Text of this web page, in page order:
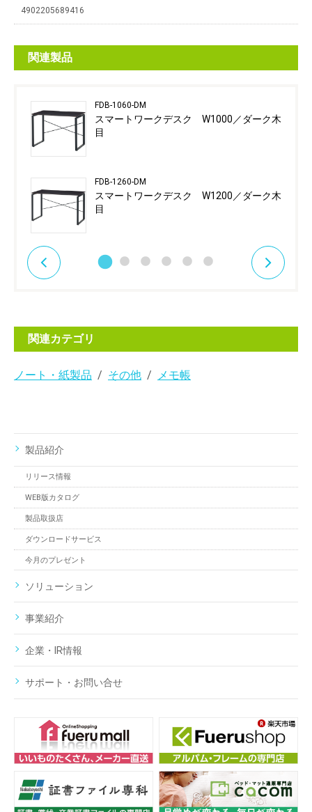
4902205689416
関連製品
FDB-1060-DM
スマートワークデスク W1000／ダーク木
目
FDB-1260-DM
スマートワークデスク W1200／ダーク木
目
関連カテゴリ
ノート・紙製品 その他 メモ帳
製品紹介
リリース情報
WEB版カタログ
製品取扱店
ダウンロードサービス
今月のプレゼント
ソリューション
事業紹介
企業・IR情報
サポート・お問い合せ